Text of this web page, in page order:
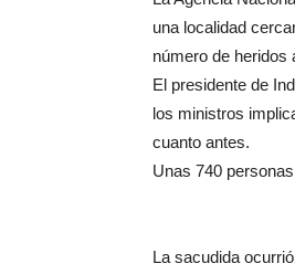
una localidad
número de heridos
El presidente de
los ministros
cuanto antes.
Unas 740
La sacudida